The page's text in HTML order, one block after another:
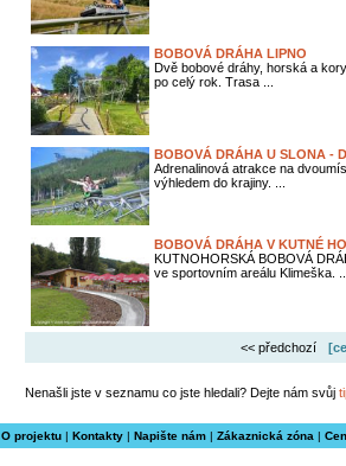
BOBOVÁ DRÁHA LIPNO
Dvě bobové dráhy, horská a
po celý rok. Trasa ...
BOBOVÁ DRÁHA U SLONA -
Adrenalinová atrakce na
výhledem do krajiny. ...
BOBOVÁ DRÁHA V KUTNÉ
KUTNOHORSKÁ BOBOVÁ
ve sportovním areálu Klimeška.
<< předchozí
Nenašli jste v seznamu co jste hledali? Dejte nám svůj
O projektu| Kontakty| Napište nám| Zákaznická zóna |